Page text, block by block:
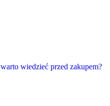
wiedzieć przed zakupem?